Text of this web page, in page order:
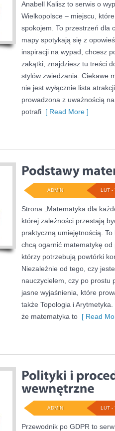
Anabell Kalisz to serwis o
Wielkopolsce – miejscu,
spokojem. To przestrzeń dla
mapy spotykają się z
inspiracji na wypad, chcesz
zakątki, znajdziesz tu treści
stylów zwiedzania. Ciekawe
nie jest wyłącznie lista
prowadzona z uważnością
potrafi [ Read More ]
LUT -
ADMIN
Strona „Matematyka dla
której zależności przestają
praktyczną umiejętnością.
chcą ogarnić matematykę
którzy potrzebują powtórki
Niezależnie od tego, czy
nauczycielem, czy po prostu
jasne wyjaśnienia, które
także Topologia i
że matematyka to [ Read
LUT -
ADMIN
Przewodnik po GDPR to